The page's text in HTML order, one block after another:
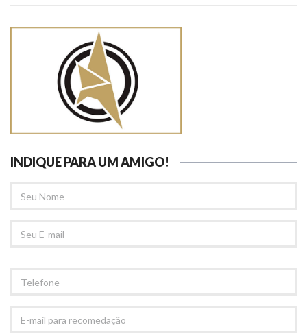
INDIQUE PARA UM AMIGO!
NOME
EMAIL
MAIL